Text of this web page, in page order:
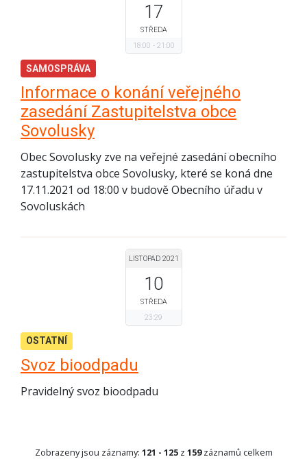
17
STŘEDA
18:00
21:00
SAMOSPRÁVA
Informace o konání veřejného
zasedání Zastupitelstva obce
Sovolusky
Obec Sovolusky zve na veřejné zasedání obecního
zastupitelstva obce Sovolusky, které se koná dne
17.11.2021 od 18:00 v budově Obecního úřadu v
Sovoluskách
LISTOPAD 2021
10
STŘEDA
23:29
OSTATNÍ
Svoz bioodpadu
Pravidelný svoz bioodpadu
Zobrazeny jsou záznamy: 121 - 125z 159záznamů celkem